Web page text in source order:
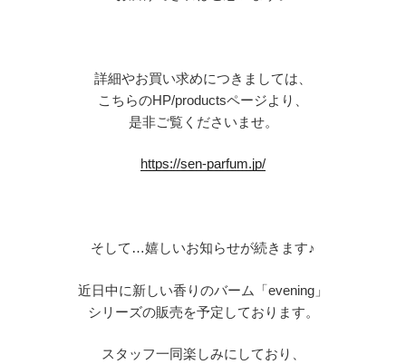
詳細やお買い求めにつきましては、
こちらのHP/productsページより、
是非ご覧くださいませ。
https://sen-parfum.jp/
そして …嬉しいお知らせが続きます♪
近日中に新しい香りのバーム「evening 」
シリーズの販売を予定しております。
スタッフ一同楽しみにしており、